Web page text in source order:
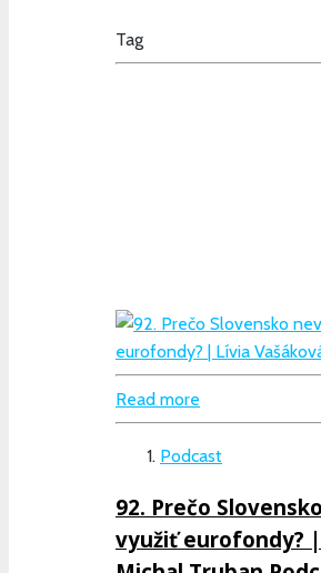
Tag
Read more
Podcast
92. Prečo
využiť eurofondy? |